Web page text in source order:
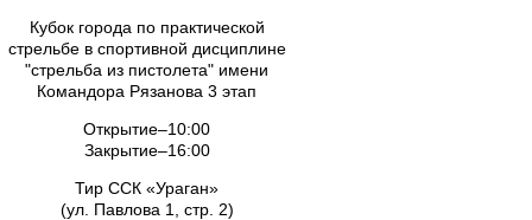
Кубок города по практической
стрельбе в спортивной дисциплине
"стрельба из пистолета" имени
Командора Рязанова 3 этап
Открытие–10:00
Закрытие–16:00
Тир ССК «Ураган»
(ул. Павлова 1, стр. 2)